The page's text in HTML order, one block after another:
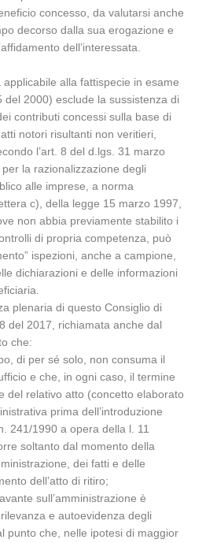
concesso, da valutarsi anche
decorso dalla sua erogazione e
dell’interessata.
alla fattispecie in esame
del 2000) esclude la sussistenza di
contributi concessi sulla base di
notori risultanti non veritieri,
l’art. 8 del d.lgs. 31 marzo
la razionalizzazione degli
alle imprese, a norma
c), della legge 15 marzo 1997,
non abbia previamente stabilito i
di propria competenza, può
ispezioni, anche a campione,
dichiarazioni e delle informazioni
plenaria di questo Consiglio di
del 2017, richiamata anche dal
che:
di per sé solo, non consuma il
e che, in ogni caso, il termine
del relativo atto (concetto elaborato
prima dell’introduzione
241/1990 a opera della l. 11
soltanto dal momento della
dei fatti e delle
dell’atto di ritiro;
sull’amministrazione è
e autoevidenza degli
punto che, nelle ipotesi di maggior